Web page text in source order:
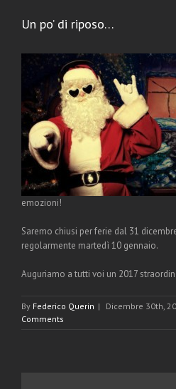
Un po’ di riposo…
emozioni!
Saremo chiusi per ferie dal 31
regolarmente martedì 10 gennaio.
Auguriamo a tutti voi un 2017
By Federico Querin | Dicembre 30th,
Comments